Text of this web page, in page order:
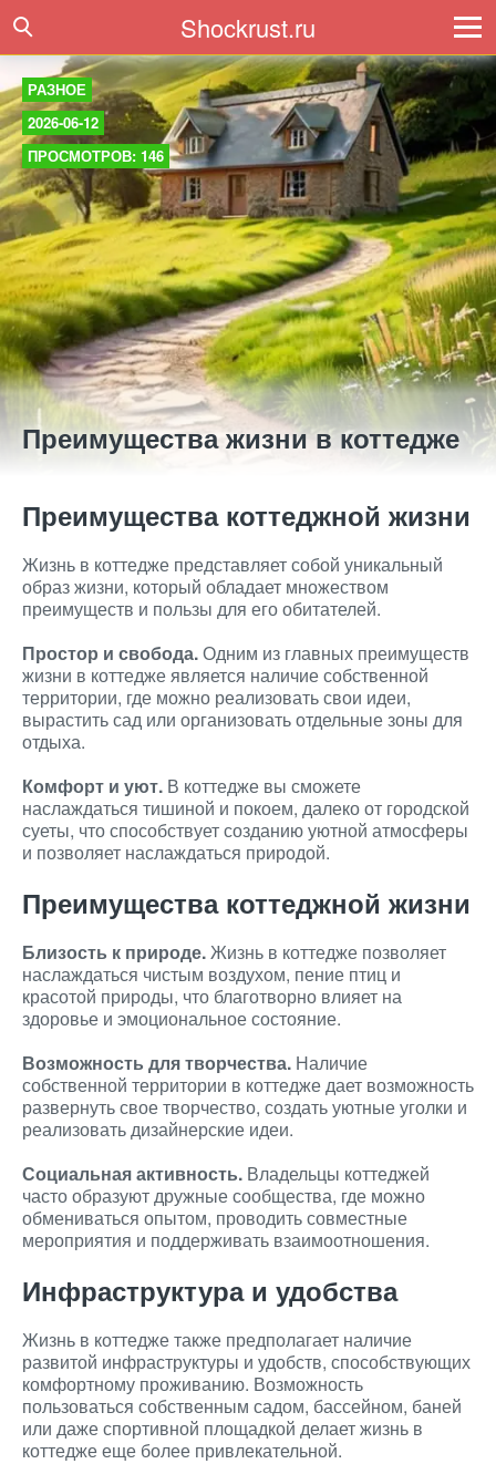
Shockrust.ru
РАЗНОЕ
2026-06-12
ПРОСМОТРОВ: 146
Преимущества жизни в коттедже
Преимущества коттеджной жизни
Жизнь в коттедже представляет собой уникальный
образ жизни, который обладает множеством
преимуществ и пользы для его обитателей.
Простор и свобода.Одним из главных преимуществ
жизни в коттедже является наличие собственной
территории, где можно реализовать свои идеи,
вырастить сад или организовать отдельные зоны для
отдыха.
Комфорт и уют. В коттедже вы сможете
наслаждаться тишиной и покоем, далеко от городской
суеты, что способствует созданию уютной атмосферы
и позволяет наслаждаться природой.
Преимущества коттеджной жизни
Близость к природе.Жизнь в коттедже позволяет
наслаждаться чистым воздухом, пение птиц и
красотой природы, что благотворно влияет на
здоровье и эмоциональное состояние.
Возможность для творчества. Наличие
собственной территории в коттедже дает возможность
развернуть свое творчество, создать уютные уголки и
реализовать дизайнерские идеи.
Социальная активность. Владельцы коттеджей
часто образуют дружные сообщества, где можно
обмениваться опытом, проводить совместные
мероприятия и поддерживать взаимоотношения.
Инфраструктура и удобства
Жизнь в коттедже также предполагает наличие
развитой инфраструктуры и удобств, способствующих
комфортному проживанию. Возможность
пользоваться собственным садом, бассейном, баней
или даже спортивной площадкой делает жизнь в
коттедже еще более привлекательной.